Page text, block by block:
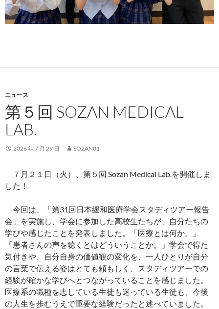
ニュース
第５回 SOZAN MEDICAL
LAB.
2026 年 7 月 29 日 SOZAN01
７月２１日（火）、第５回 Sozan Medical Lab.を開催しま
した！
今回は、「第31回日本緩和医療学会スタディツアー報告
会」を実施し、学会に参加した高校生たちが、自分たちの
学びや感じたことを発表しました。「医療とは何か。」
「患者さんの声を聴くとはどういうことか。」学会で得た
気付きや、自分自身の価値観の変化を、一人ひとりが自分
の言葉で伝える姿はとても頼もしく、スタディツアーでの
経験が確かな学びへとつながっていることを感じました。
医療系の職種を志している生徒も迷っている生徒も、今後
の人生を歩むうえで重要な経験だったと述べていました。